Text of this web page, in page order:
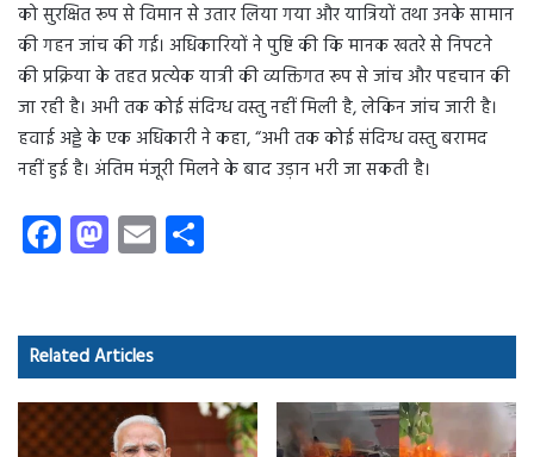
को सुरक्षित रूप से विमान से उतार लिया गया और यात्रियों तथा उनके सामान
की गहन जांच की गई। अधिकारियों ने पुष्टि की कि मानक खतरे से निपटने
की प्रक्रिया के तहत प्रत्येक यात्री की व्यक्तिगत रूप से जांच और पहचान की
जा रही है। अभी तक कोई संदिग्ध वस्तु नहीं मिली है, लेकिन जांच जारी है।
हवाई अड्डे के एक अधिकारी ने कहा, “अभी तक कोई संदिग्ध वस्तु बरामद
नहीं हुई है। अंतिम मंजूरी मिलने के बाद उड़ान भरी जा सकती है।
Fa
ce
o
ok
M
as
d
o
n
E
m
Related Articles